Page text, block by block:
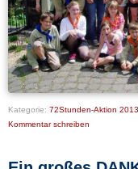
Kategorie: 72Stunden-Aktion 2013
Kommentar schreiben